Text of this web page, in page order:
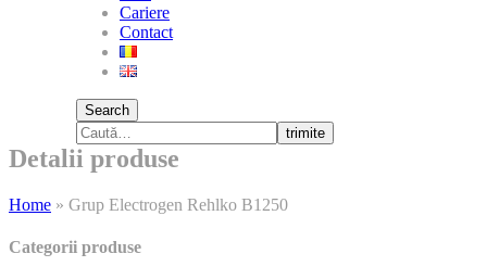
Cariere
Contact
Search
trimite
Detalii produse
Home » Grup Electrogen Rehlko B1250
Categorii produse